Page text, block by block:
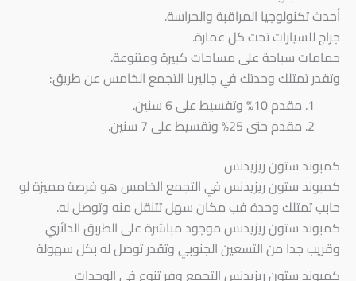
أحدث تكنولوجيا المراقبة والحراسة.
جراج للسيارات تحت كل عمارة.
حمامات سباحة على مساحات كبيرة ومتنوعة.
وتقدر تمتلك وحدتك في جاليريا التجمع الخامس عن طريق:
مقدم 10% وتقسيط على 6 سنين.
مقدم حتى 25% وتقسيط على 7 سنين.
كمبوند ستون ريزيدنس
كمبوند ستون ريزيدنس في التجمع الخامس هو فرصة مميزة لو
حابب تمتلك وحدة فب مكان سهل تتنقل منه وتوصل له.
كمبوند ستون ريزيدنس موجود مباشرة على الطربق الدائري
وقريب جدا من التسعين الجنوبي وتقدر توصل له بكل سهولة
كمبوند ستون ريزيدنس التجمع وفر تنوع في الوحدات